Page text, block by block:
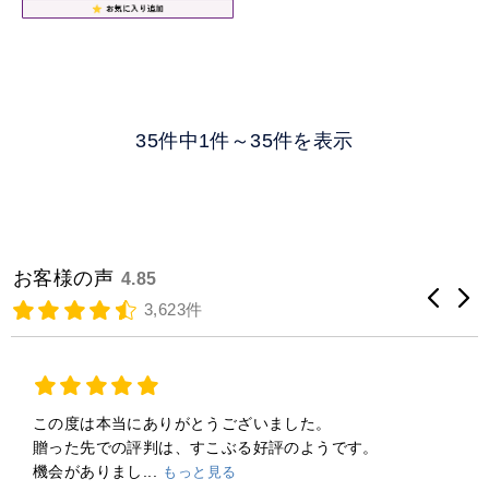
35件中1件～35件を表示
お客様の声 4.85
3,623件
この度は本当にありがとうございました。
贈った先での評判は、すこぶる好評のようです。
機会がありまし...
もっと見る